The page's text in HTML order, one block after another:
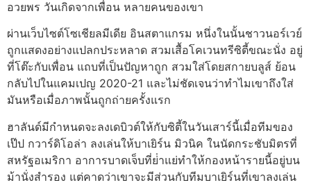
อวยพร วันเกิดจากเพื่อน หลายคนของเขา
ผ่านเว็บไซต์โซเชียลมีเดีย อินสตาแกรม หนึ่งในนั้นชาวนอร์เวย์
ถูกแสดงอย่างแปลกประหลาด สวมเสื้อโคเวนทรีซิตี้ขณะนั่ง อยู่
ที่โต๊ะกับเพื่อน แถบที่เป็นปัญหาถูก สวมใส่โดยสกายบลูส์ ย้อน
กลับไปในแคมเปญ 2020-21 และไม่ชัดเจนว่าทําไมเขาถึงใส่
มันหรือเมื่อภาพนั้นถูกถ่ายครั้งแรก
ฮาลันด์มีกําหนดจะลงเดบิวต์ให้กับซิตี้ในวันเสาร์นี้เมื่อทีมของ
เป๊ป กวาร์ดิโอล่า ลงเล่นให้บาเยิร์น มิวนิค ในนัดกระชับมิตรที่
สหรัฐอเมริกา อาการบาดเจ็บที่ย่ําแย่ทําให้กองหน้ารายนี้อยู่บน
ม้านั่งสํารอง แต่คาดว่าเขาจะมีส่วนกับทีมบาเยิร์นที่เขาลงเล่น